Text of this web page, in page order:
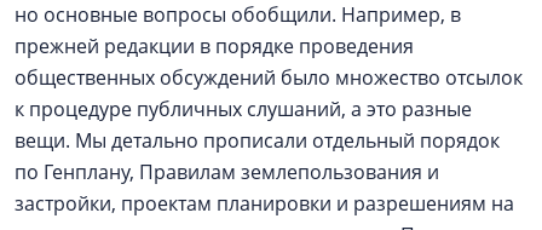
но основные вопросы обобщили. Например, в
прежней редакции в порядке проведения
общественных обсуждений было множество отсылок
к процедуре публичных слушаний, а это разные
вещи. Мы детально прописали отдельный порядок
по Генплану, Правилам землепользования и
застройки, проектам планировки и разрешениям на